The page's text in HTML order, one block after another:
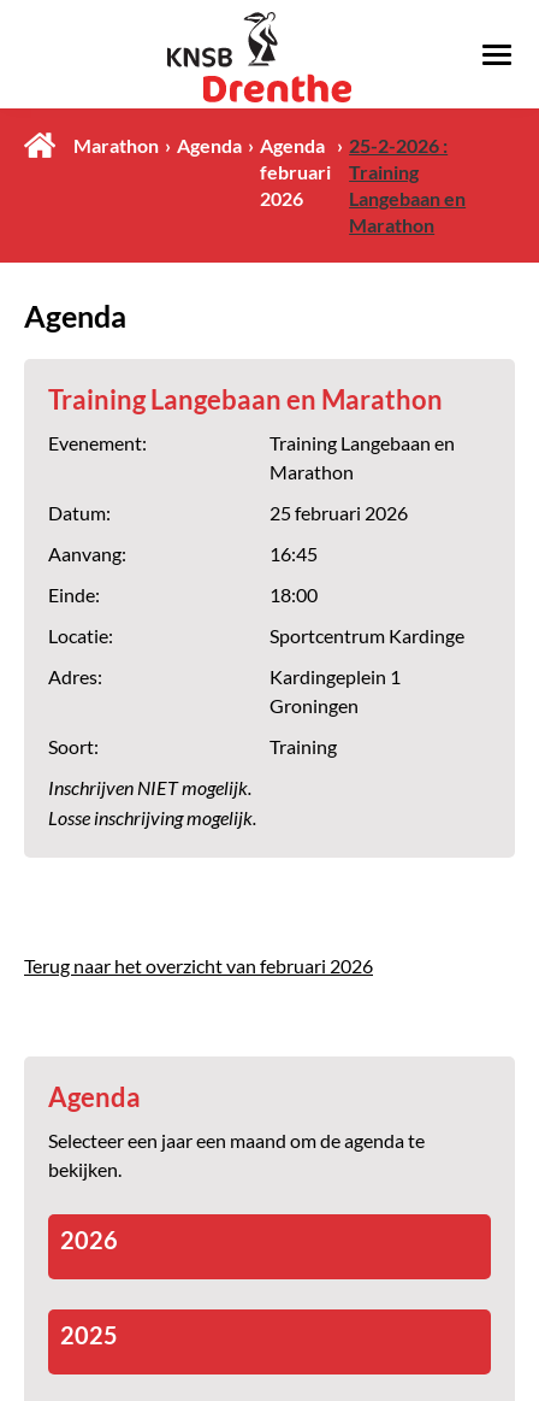
Marathon Agenda
Agenda
februari
2026
25-2-2026 :
Training
Langebaan en
Marathon
Agenda
Training Langebaan en Marathon
Evenement:
Training Langebaan en
Marathon
Datum:
25 februari 2026
Aanvang:
16:45
Einde:
18:00
Locatie:
Sportcentrum Kardinge
Adres:
Kardingeplein 1
Groningen
Soort:
Training
Inschrijven NIET mogelijk.
Losse inschrijving mogelijk.
Terug naar het overzicht van februari 2026
Agenda
Selecteer een jaar een maand om de agenda te
bekijken.
2026
2025